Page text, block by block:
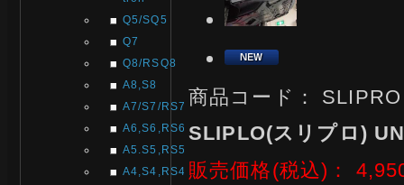
Q5/SQ5
Q7
Q8/RSQ8
A8,S8
A7/S7/RS7
A6,S6,RS6
A5.S5,RS5
A4,S4,RS4
商品コード： SLIPRO
SLIPLO(スリプロ)
販売価格(税込)：